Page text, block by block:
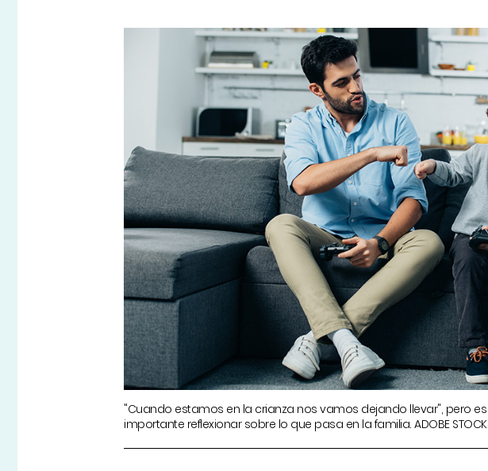
"Cuando estamos en la crianza nos vamos dejando llevar", pero es
importante reflexionar sobre lo que pasa en la familia. ADOBE STOCK